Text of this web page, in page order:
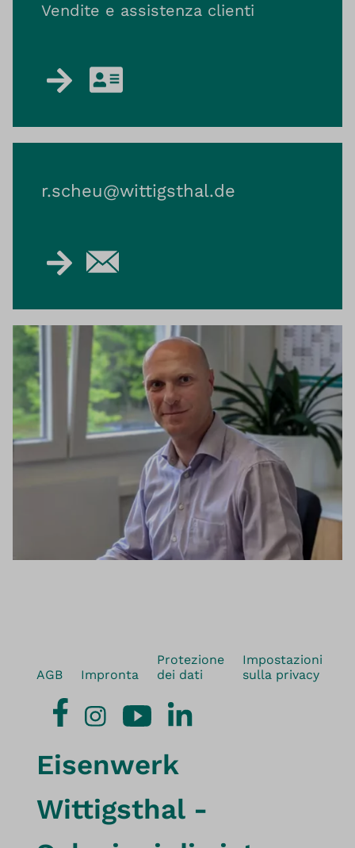
Vendite e assistenza clienti
r.scheu@​wittigsthal.de
AGB Impronta
Protezione
dei dati
Impostazioni
sulla privacy
Eisenwerk
Wittigsthal -